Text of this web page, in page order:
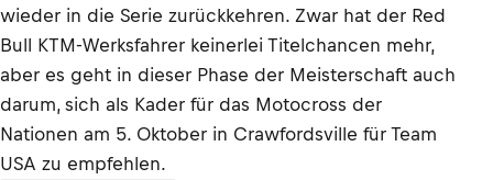
wieder in die Serie zurückkehren. Zwar hat der Red
Bull KTM-Werksfahrer keinerlei Titelchancen mehr,
aber es geht in dieser Phase der Meisterschaft auch
darum, sich als Kader für das Motocross der
Nationen am 5. Oktober in Crawfordsville für Team
USA zu empfehlen.